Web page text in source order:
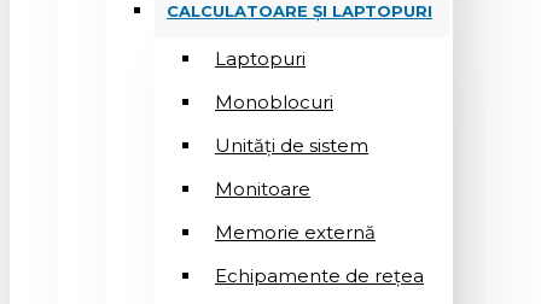
CALCULATOARE ȘI LAPTOPURI
Laptopuri
Monoblocuri
Unități de sistem
Monitoare
Memorie externă
Echipamente de rețea